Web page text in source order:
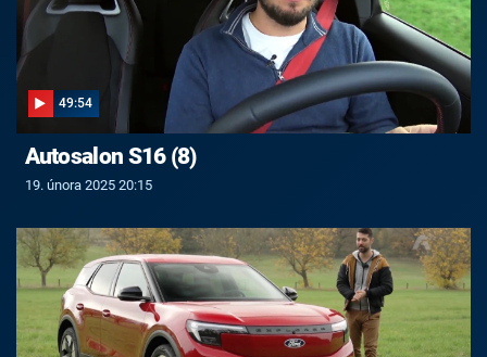
49:54
Autosalon S16 (8)
19. února 2025 20:15